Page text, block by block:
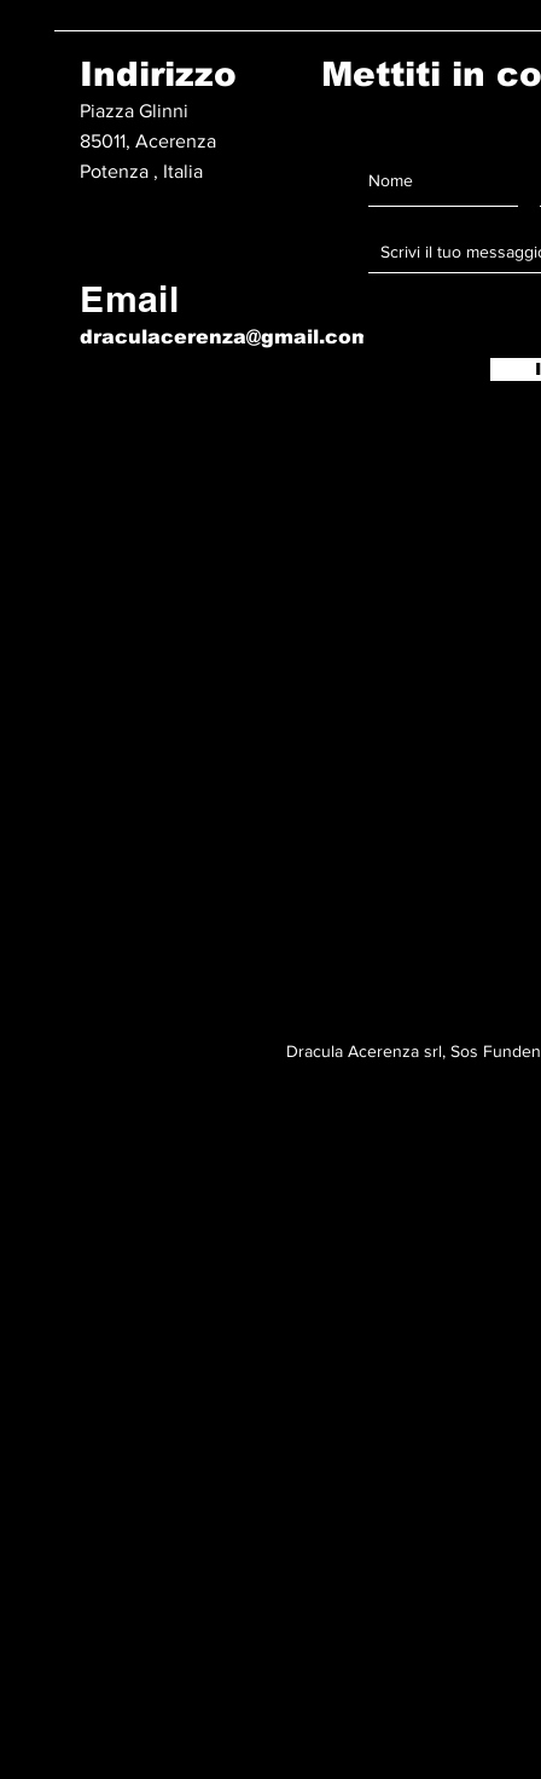
Indirizzo
Piazza Glinni
85011, Acerenza
Potenza , Italia
Email
draculacerenza@gmail.com
Mettiti in
Dracula Acerenza srl, Sos